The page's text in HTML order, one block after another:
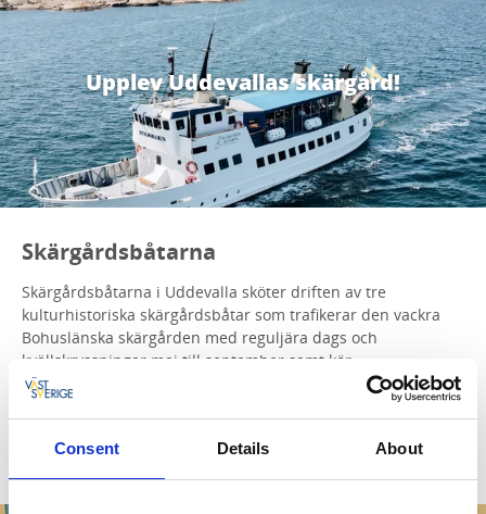
Consent Details About
Upplev Uddevallas skärgård!
Skärgårdsbåtarna
Skärgårdsbåtarna i Uddevalla sköter driften av tre
kulturhistoriska skärgårdsbåtar som trafikerar den vackra
Bohuslänska skärgården med reguljära dags och
kvällskryssningar maj till september samt kör
beställningstrafik.
Läs mer om Skärgårdsbåtarna!